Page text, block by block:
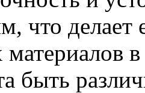
что
быть